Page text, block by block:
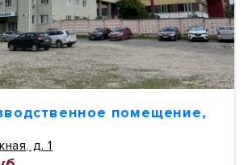
помещение,
д. 1